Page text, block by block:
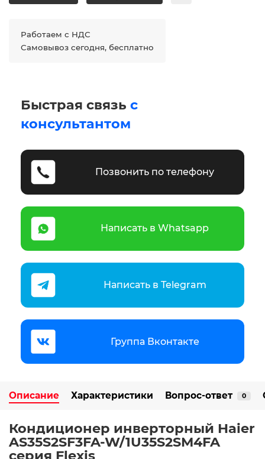
Работаем с НДС
Самовывоз сегодня, бесплатно
Быстрая связь с
консультантом
Позвонить по телефону
Написать в Whatsapp
Написать в Telegram
Группа Вконтакте
Описание Характеристики Вопрос-ответ 0
Кондиционер инверторный Haier
AS35S2SF3FA-W/1U35S2SM4FA
серия Flexis